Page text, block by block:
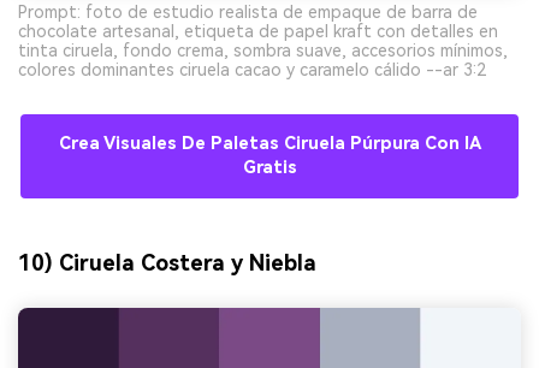
Prompt: foto de estudio realista de empaque de barra de
chocolate artesanal, etiqueta de papel kraft con detalles en
tinta ciruela, fondo crema, sombra suave, accesorios mínimos,
colores dominantes ciruela cacao y caramelo cálido --ar 3:2
Crea Visuales De Paletas Ciruela Púrpura Con IA
Gratis
10) Ciruela Costera y Niebla